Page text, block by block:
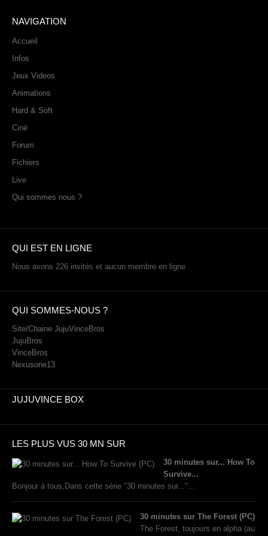
NAVIGATION
Accueil
Infos
Jeux Videos
Animations
Hard & Soft
Ciné
Forum
Fichiers
Live
Qui sommes nous ?
QUI EST EN LIGNE
Nous avons 226 invités et aucun membre en ligne
QUI SOMMES-NOUS ?
Site/Chaine JujuVinceBros
JujuBros
VinceBros
Nexusone13
JUJUVINCE BOX
LES PLUS VUS 30 MN SUR
30 minutes sur... How To
Survive...
Bonjour à tous,Dans cette série "30 minutes sur..."...
30 minutes sur The Forest (PC)
The Forest, toujours en alpha (au